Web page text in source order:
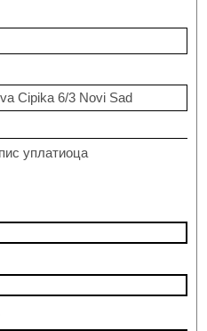
Cipika 6/3 Novi Sad
уплатиоца